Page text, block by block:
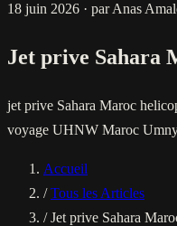
18 juin 2026 · par Anas
Jet prive Sahara
jet prive Sahara Maroc
voyage UHNW Maroc
Accueil
/ Tous les Articles
/ Jet prive Sahara